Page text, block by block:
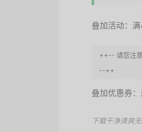
叠加活动：
++-- 请您注
--++
叠加优惠券：
下载干净清爽